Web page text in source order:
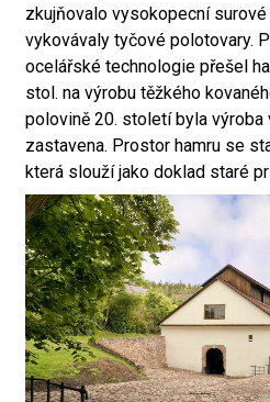
zkujňovalo vysokopecní
vykovávaly tyčové polotovary.
ocelářské technologie přešel
stol. na výrobu těžkého
polovině 20. století byla výroba
zastavena. Prostor hamru se
která slouží jako doklad staré